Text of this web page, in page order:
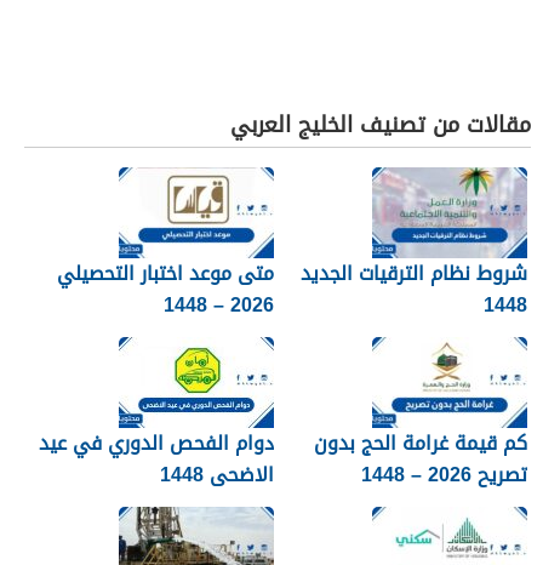
مقالات من تصنيف الخليج العربي
شروط نظام الترقيات الجديد
1448
متى موعد اختبار التحصيلي
2026 – 1448
كم قيمة غرامة الحج بدون
تصريح 2026 – 1448
دوام الفحص الدوري في عيد
الاضحى 1448